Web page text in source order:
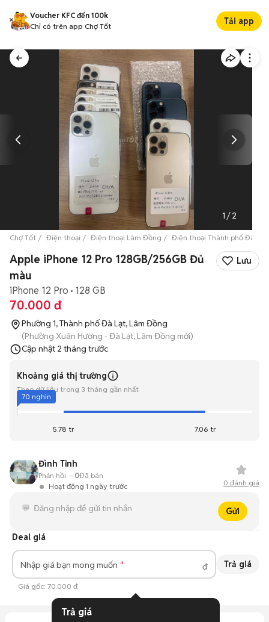
Voucher KFC đến 100k
Chỉ có trên app Chợ Tốt
Tải app
1 /2
Chợ Tốt Điện thoại Điện thoại Lâm Đồng Điện thoại Thành phố Đà Lạt
Apple iPhone 12 Pro 128GB/256GB Đủ
màu
Lưu
iPhone 12 Pro 128 GB
70.000 đ
Phường 1, Thành phố Đà Lạt, Lâm Đồng
(Phường Xuân Hương - Đà Lạt, Lâm Đồng mới)
Cập nhật 2 tháng trước
Khoảng giá thị trường
Theo dữ liệu trong 3 tháng gần nhất
5.78 tr 7.06 tr
70 nghìn
Đình Tỉnh
Hoạt động 1 ngày trước
Phản hồi: --0Đã bán
0 đánh giá
Gửi
Deal giá
Nhập giá bạn mong muốn đ Trả giá
Giá gốc: 70.000 đ
Trả giá